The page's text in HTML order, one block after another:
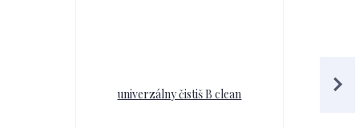
univerzálny čistiš B clean